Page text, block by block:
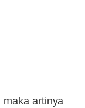
maka artinya